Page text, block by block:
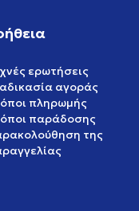
ερωτήσεις
αγοράς
πληρωμής
παράδοσης
της